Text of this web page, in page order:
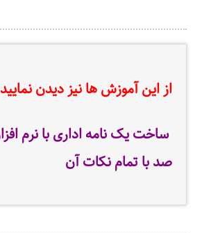
از این آموزش ها نیز دیدن
ساخت یک نامه اداری با نرم
صد با تمام نکات آن